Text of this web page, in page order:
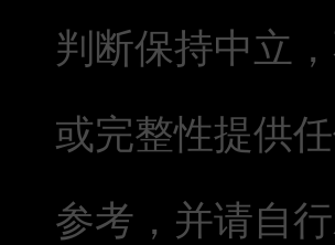
判断保持中立
或完整性提供
参考，并请自